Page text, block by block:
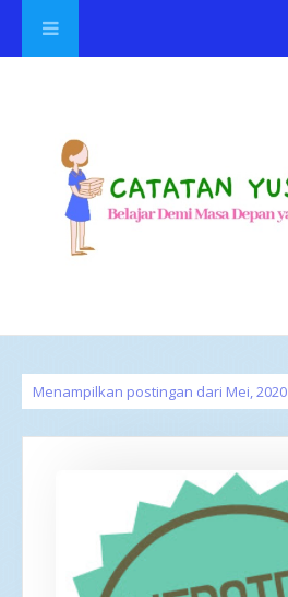
Menampilkan postingan dari Mei, 2020